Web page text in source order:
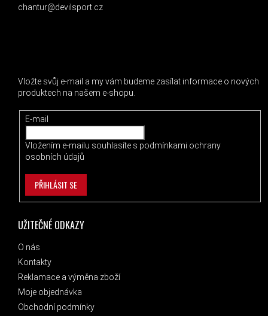
UŽITEČNÉ ODKAZY
O nás
Kontakty
Reklamace a výměna zboží
Moje objednávka
Obchodní podmínky
chantur@devilsport.cz
Vložte svůj e-mail a my vám budeme zasílat informace o nových
produktech na našem e-shopu.
E-mail
Vložením e-mailu souhlasíte s podmínkami ochrany
osobních údajů
PŘIHLÁSIT SE